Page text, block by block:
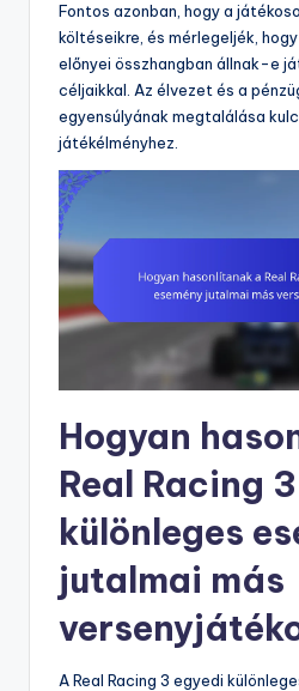
Fontos azonban, hogy a
költéseikre, és mérlegeljék,
előnyei összhangban állnak-e
céljaikkal. Az élvezet és a
egyensúlyának megtalálása
játékélményhez.
Hogyan
Real Racing 3
különleges
jutalmai más
A Real Racing 3 egyedi